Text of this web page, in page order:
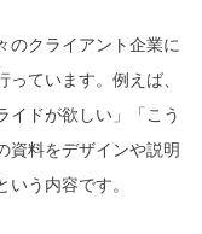
のクライアント企業に
ています。例えば、
イドが欲しい 」「 こう
資料をデザインや説明
う内容です。